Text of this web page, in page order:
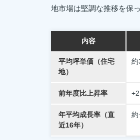
地市場は堅調な推移を保
内容
平均坪単価（住宅
地）
約
前年度比上昇率
年平均成長率（直
近16年）
約